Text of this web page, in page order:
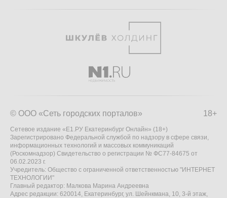
18+
© ООО «Сеть городских порталов»
Сетевое издание «Е1.РУ Екатеринбург Онлайн» (18+)
Зарегистрировано Федеральной службой по надзору в сфере связи,
информационных технологий и массовых коммуникаций
(Роскомнадзор) Свидетельство о регистрации № ФС77-84675 от
06.02.2023 г.
Учредитель: Общество с ограниченной ответственностью "ИНТЕРНЕТ
ТЕХНОЛОГИИ"
Главный редактор: Малкова Марина Андреевна
Адрес редакции: 620014, Екатеринбург, ул. Шейнкмана, 10, 3-й этаж,